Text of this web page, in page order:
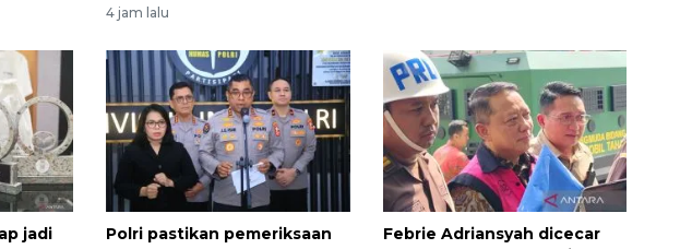
4 jam lalu
jadi
Polri pastikan pemeriksaan
Febrie Adriansyah dicecar